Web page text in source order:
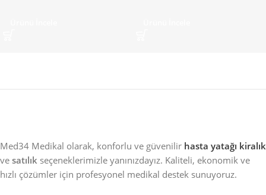
Med34 Medikal olarak, konforlu ve güvenilir hasta yatağı kiralık
ve satılık seçeneklerimizle yanınızdayız. Kaliteli, ekonomik ve
hızlı çözümler için profesyonel medikal destek sunuyoruz.